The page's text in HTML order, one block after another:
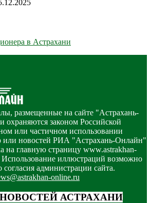
в Астрахани
размещенные на сайте "Астрахань-
законом Российской
или частичном использовании
или новостей РИА "Астрахань-Онлайн"
на главную страницу www.astrakhan-
Использование иллюстраций возможно
согласия администрации сайта.
online.ru
АСТРАХАНИ